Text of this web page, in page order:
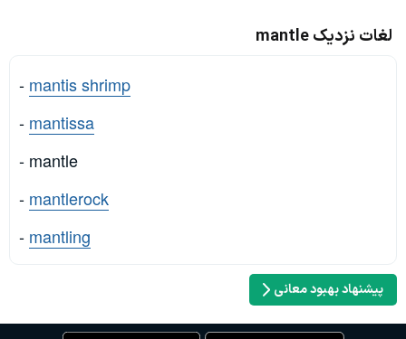
لغات نزدیک mantle
- mantis shrimp
- mantissa
- mantle
- mantlerock
- mantling
پیشنهاد بهبود معانی